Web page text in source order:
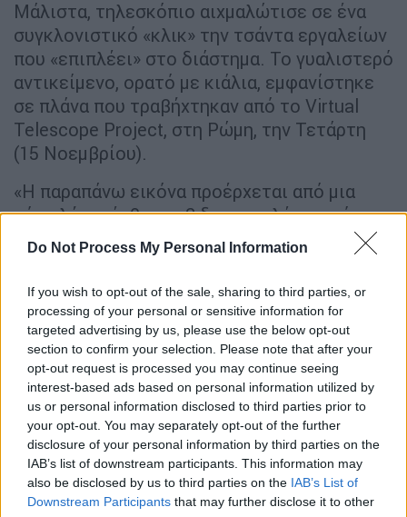
Do Not Process My Personal Information
If you wish to opt-out of the sale, sharing to third parties, or
processing of your personal or sensitive information for
targeted advertising by us, please use the below opt-out
section to confirm your selection. Please note that after your
opt-out request is processed you may continue seeing
interest-based ads based on personal information utilized by
us or personal information disclosed to third parties prior to
your opt-out. You may separately opt-out of the further
disclosure of your personal information by third parties on the
IAB’s list of downstream participants. This information may
also be disclosed by us to third parties on the IAB’s List of
Downstream Participants that may further disclose it to other
Μάλιστα, τηλεσκόπιο αιχμαλώτισε σε ένα
συγκλονιστικό «κλικ» την τσάντα εργαλείων
που «επιπλέει» στο διάστημα. Το γυαλιστερό
αντικείμενο, ορατό με κιάλια, εμφανίστηκε
σε πλάνα που τραβήχτηκαν από το Virtual
Telescope Project, στη Ρώμη, την Τετάρτη
(15 Νοεμβρίου).
«Η παραπάνω εικόνα προέρχεται από μια
μόνο λήψη, έκθεσης 2 δευτερολέπτων όπου
τα άστρα άφησαν μακριά ίχνη», έγραψε ο
ιδρυτής του έργου
δήλωση που συνόδευε την εικόνα. «Το
αντικείμενο μοιάζει με μια κουκκίδα φωτός
στο κέντρο», σημείωσε.
Η ιστορία της τσάντας
Όλα ξεκίνησανόταν οι αστροναύτες της
NASAJasmin Moghbeli και Loral O’Hara
πραγματοποιούσαν κάποιες δύσκολες
εργασίες στον Διαστημικό Σταθμό όταν η
τσάντα εργαλείων τους «γλίστρησε».